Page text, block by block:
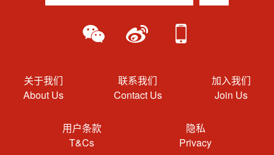
关于我们
About Us
联系我们
Contact Us
加入我们
Join Us
用户条款
T&Cs
隐私
Privacy